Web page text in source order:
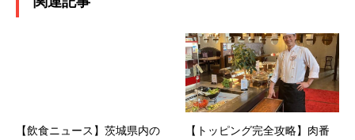
【飲食ニュース】茨城県内の
【トッピング完全攻略】肉番